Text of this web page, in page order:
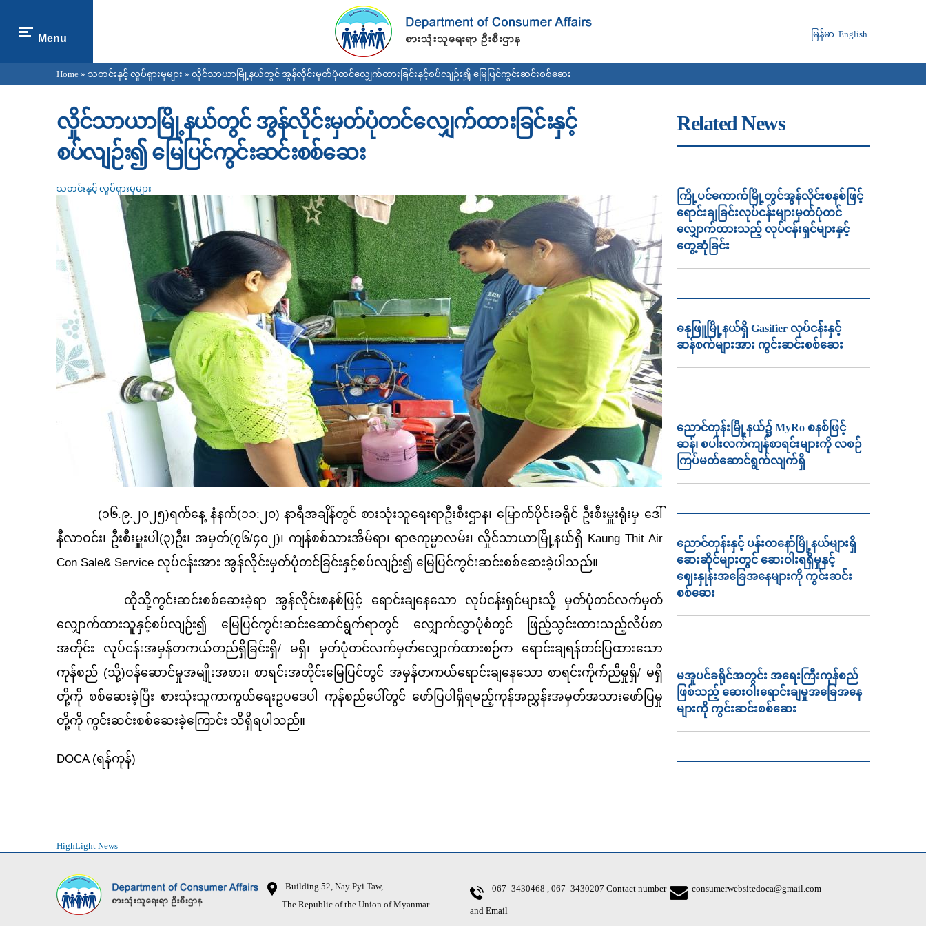
main
content
မြန်မာ English
Menu
You are here
Home » သတင်းနှင့် လှုပ်ရှားမှုများ » လှိုင်သာယာမြို့နယ်တွင် အွန်လိုင်းမှတ်ပုံတင်လျှေက်ထားခြင်းနှင့်စပ်လျဉ်း၍ မြေပြင်ကွင်းဆင်းစစ်ဆေး
လှိုင်သာယာမြို့နယ်တွင် အွန်လိုင်းမှတ်ပုံတင်လျှေက်ထားခြင်းနှင့်
စပ်လျဉ်း၍ မြေပြင်ကွင်းဆင်းစစ်ဆေး
သတင်းနှင့် လှုပ်ရှားမှုများ
(၁၆.၉.၂၀၂၅)ရက်နေ့ နံနက်(၁၁:၂၀) နာရီအချိန်တွင် စားသုံးသူရေးရာဦးစီးဌာန၊ မြောက်ပိုင်းခရိုင် ဦးစီးမှူးရုံးမှ ဒေါ်
နီလာဝင်း၊ ဦးစီးမှူးပါ(၃)ဦး၊ အမှတ်(၇၆/၄၀၂)၊ ကျန်စစ်သားအိမ်ရာ၊ ရာဇကုမ္မာလမ်း၊ လှိုင်သာယာမြို့နယ်ရှိ Kaung Thit Air
Con Sale& Service လုပ်ငန်းအား အွန်လိုင်းမှတ်ပုံတင်ခြင်းနှင့်စပ်လျဉ်း၍ မြေပြင်ကွင်းဆင်းစစ်ဆေးခဲ့ပါသည်။
ထိုသို့ကွင်းဆင်းစစ်ဆေးခဲ့ရာ အွန်လိုင်းစနစ်ဖြင့် ရောင်းချနေသော လုပ်ငန်းရှင်များသို့ မှတ်ပုံတင်လက်မှတ်
လျှောက်ထားသူနှင့်စပ်လျဉ်း၍ မြေပြင်ကွင်းဆင်းဆောင်ရွက်ရာတွင် လျှောက်လွှာပုံစံတွင် ဖြည့်သွင်းထားသည့်လိပ်စာ
အတိုင်း လုပ်ငန်းအမှန်တကယ်တည်ရှိခြင်းရှိ/ မရှိ၊ မှတ်ပုံတင်လက်မှတ်လျှောက်ထားစဉ်က ရောင်းချရန်တင်ပြထားသော
ကုန်စည် (သို့)ဝန်ဆောင်မှုအမျိုးအစား၊ စာရင်းအတိုင်းမြေပြင်တွင် အမှန်တကယ်ရောင်းချနေသော စာရင်းကိုက်ညီမှုရှိ/ မရှိ
တို့ကို စစ်ဆေးခဲ့ပြီး စားသုံးသူကာကွယ်ရေးဥပဒေပါ ကုန်စည်ပေါ်တွင် ဖော်ပြပါရှိရမည့်ကုန်အညွှန်းအမှတ်အသားဖော်ပြမှု
တို့ကို ကွင်းဆင်းစစ်ဆေးခဲ့ကြောင်း သိရှိရပါသည်။
DOCA (ရန်ကုန်)
HighLight News
Related News
ကြို့ပင်ကောက်မြို့တွင်အွန်လိုင်းစနစ်ဖြင့်
ရောင်းချခြင်းလုပ်ငန်းများမှတ်ပုံတင်
လျှောက်ထားသည့် လုပ်ငန်းရှင်များနှင့်
တွေ့ဆုံခြင်း
ဓနုဖြူမြို့နယ်ရှိ Gasifier လုပ်ငန်းနှင့်
ဆန်စက်များအား ကွင်းဆင်းစစ်ဆေး
ညောင်တုန်းမြို့နယ်၌ MyRo စနစ်ဖြင့်
ဆန်၊ စပါးလက်ကျန်စာရင်းများကို လစဉ်
ကြပ်မတ်ဆောင်ရွက်လျက်ရှိ
ညောင်တုန်းနှင့် ပန်းတနော်မြို့နယ်များရှိ
ဆေးဆိုင်များတွင် ဆေးဝါးရရှိမှုနှင့်
ဈေးနှုန်းအခြေအနေများကို ကွင်းဆင်း
စစ်ဆေး
မအူပင်ခရိုင်အတွင်း အရေးကြီးကုန်စည်
ဖြစ်သည့် ဆေးဝါးရောင်းချမှုအခြေအနေ
များကို ကွင်းဆင်းစစ်ဆေး
Building 52, Nay Pyi Taw,
The Republic of the Union of Myanmar.
067- 3430468 , 067- 3430207 Contact number
and Email
consumerwebsitedoca@gmail.com